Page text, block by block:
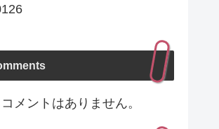
メントはありません。